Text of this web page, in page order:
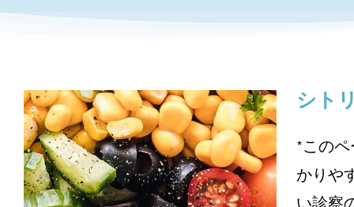
シトリン欠損症患者の
エネルギー、蛋白質、
脂質、および炭水化物
シト
*この
かりや